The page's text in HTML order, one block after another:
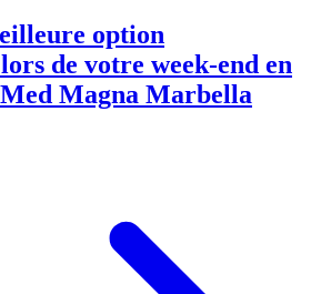
option
de votre week-end en
Magna Marbella